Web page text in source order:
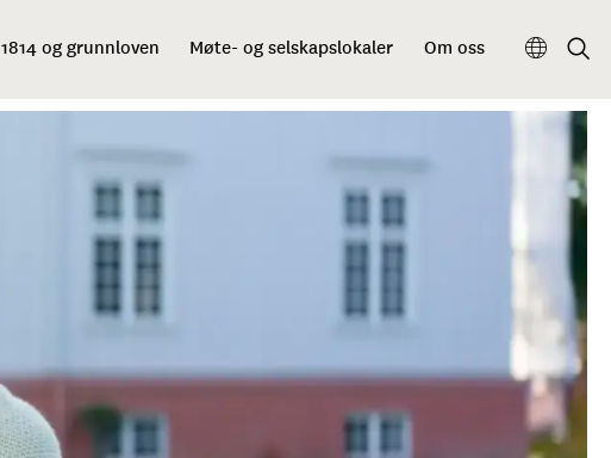
1814 og grunnloven Møte- og selskapslokaler Om oss